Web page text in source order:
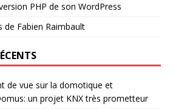
PHP de son WordPress
de Fabien Raimbault
de vue sur la domotique et
un projet KNX très prometteur